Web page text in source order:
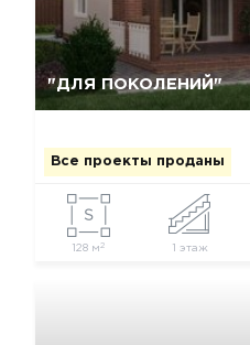
"ДЛЯ ПОКОЛЕНИЙ"
Все проекты проданы
128 м 2 1 этаж
Да, удалить